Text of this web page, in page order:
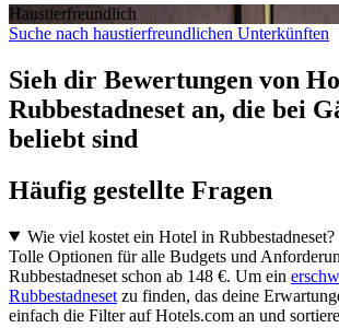
Haustier­freundlich
Suche nach haustierfreundlichen Unterkünften
Sieh dir Bewertungen von
Rubbestadneset an, die bei
beliebt sind
Häufig gestellte Fragen
Wie viel kostet ein Hotel in Rubbestadneset?
Tolle Optionen für alle Budgets und
Rubbestadneset schon ab 148 €. Um ein
Rubbestadneset zu finden, das deine
einfach die Filter auf Hotels.com an und